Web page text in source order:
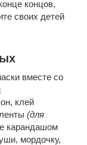
концов,
своих детей
вместе со
клей
(для
карандашом
мордочку,